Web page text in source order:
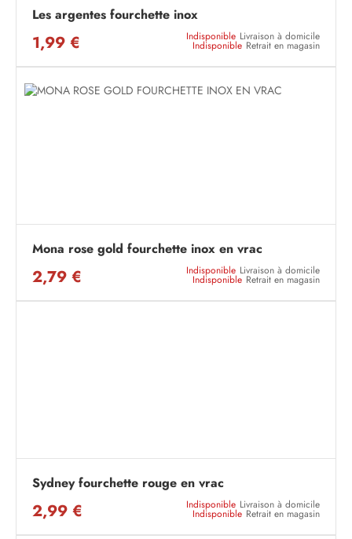
Les argentes fourchette inox
1,99 € Indisponible Livraison à domicile
Indisponible Retrait en magasin
Mona rose gold fourchette inox en vrac
2,79 € Indisponible Livraison à domicile
Indisponible Retrait en magasin
Sydney fourchette rouge en vrac
2,99 € Indisponible Livraison à domicile
Indisponible Retrait en magasin